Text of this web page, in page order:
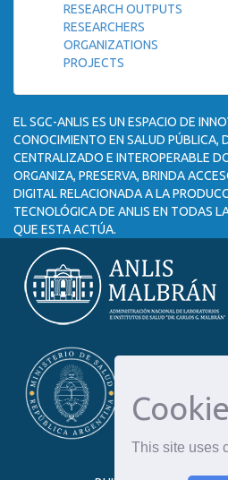
This site uses
RESEARCH OUTPUTS
RESEARCHERS
ORGANIZATIONS
PROJECTS
EL SGC-ANLIS ES UN ESPACIO DE
CONOCIMIENTO EN SALUD PÚBLICA,
CENTRALIZADO E INTEROPERABLE
ORGANIZA, PRESERVA, BRINDA
DIGITAL RELACIONADA A LA
TECNOLÓGICA DE ANLIS EN TODAS
QUE ESTA ACTÚA.